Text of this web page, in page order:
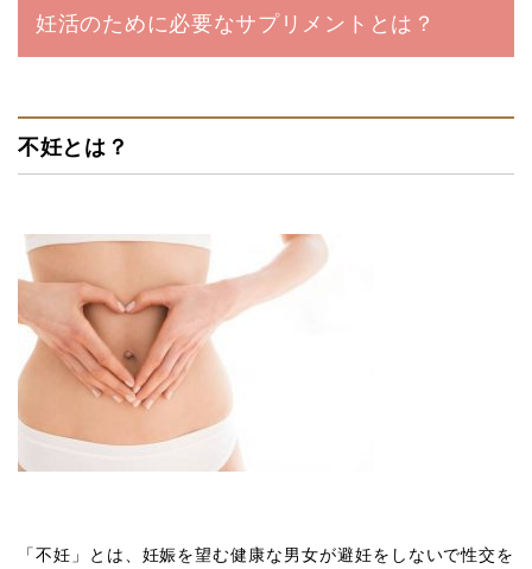
妊活のために必要なサプリメントとは？
不妊とは？
「不妊」とは、妊娠を望む健康な男女が避妊をしないで性交を